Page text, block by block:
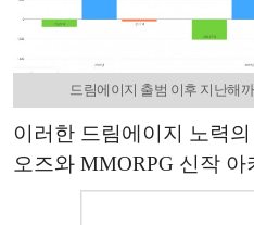
드림에이지 출범 이후 지난해
이러한 드림에이지 노력
오즈와 MMORPG 신작 아